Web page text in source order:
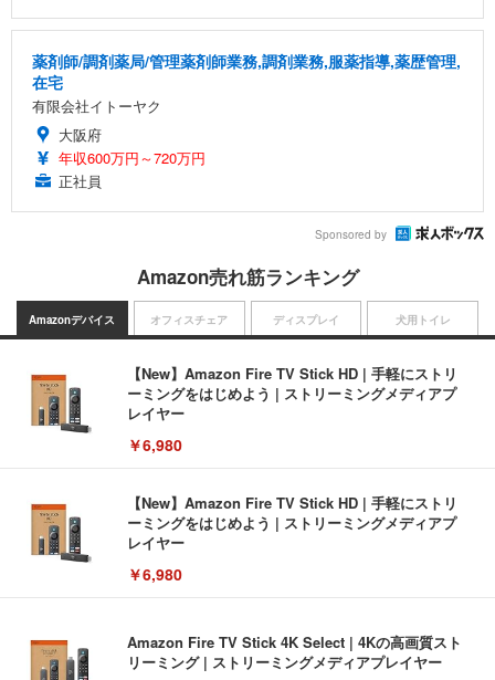
薬剤師/調剤薬局/管理薬剤師業務,調剤業務,服薬指導,薬歴管理,
在宅
有限会社イトーヤク
大阪府
年収600万円～720万円
正社員
Sponsored by
Amazon売れ筋ランキング
Amazonデバイス
【New】Amazon Fire TV Stick HD | 手軽にストリ
ーミングをはじめよう | ストリーミングメディアプ
レイヤー
￥6,980
【New】Amazon Fire TV Stick HD | 手軽にストリ
ーミングをはじめよう | ストリーミングメディアプ
レイヤー
￥6,980
Amazon Fire TV Stick 4K Select | 4Kの高画質スト
リーミング | ストリーミングメディアプレイヤー
オフィスチェア ディスプレイ 犬用トイレ